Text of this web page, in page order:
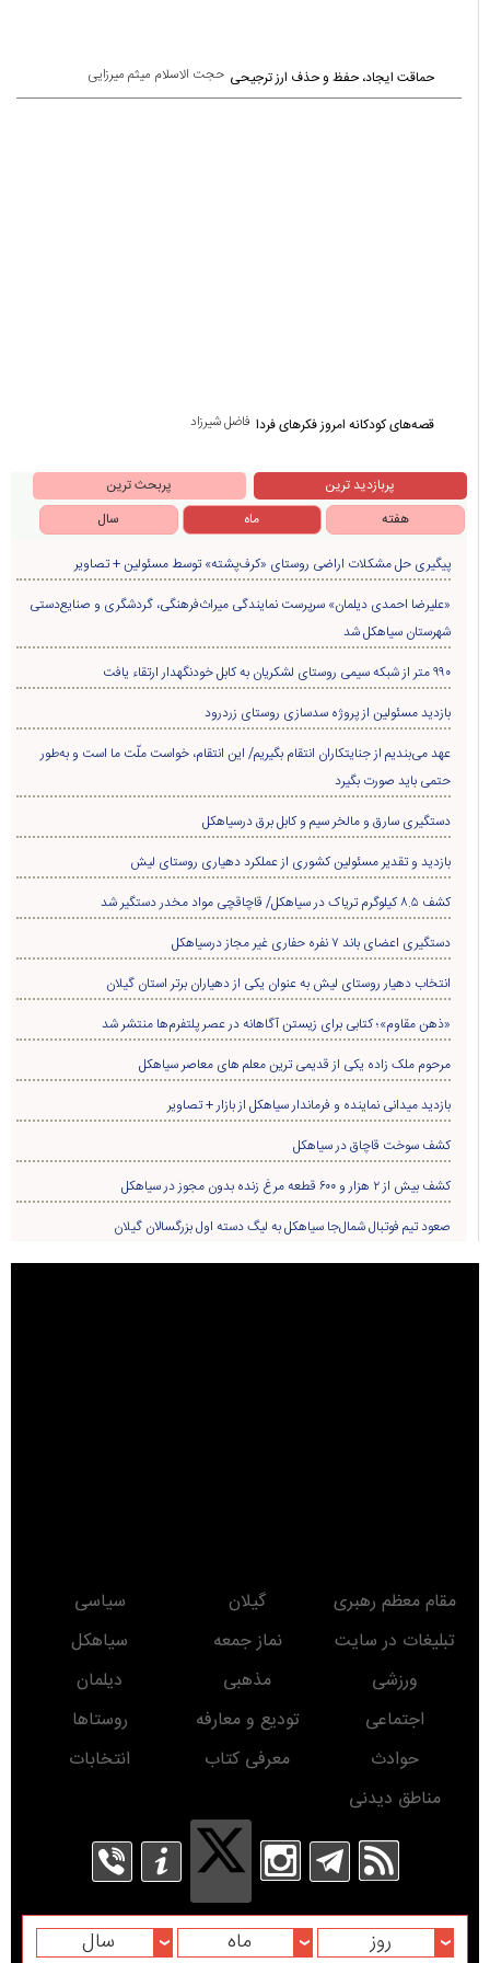
حجت الاسلام میثم میرزایی حماقت ایجاد، حفظ و حذف ارز ترجیحی
فاضل شیرزاد قصه‌های کودکانه امروز فکرهای فردا
پربازدید ترین
پربحث ترین
هفته
ماه سال
پیگیری حل مشکلات اراضی روستای «کرف‌پشته» توسط مسئولین + تصاویر
«علیرضا احمدی دیلمان» سرپرست نمایندگی میراث‌فرهنگی، گردشگری و صنایع‌دستی
شهرستان سیاهکل شد
۹۹۰ متر از شبکه سیمی روستای لشکریان به کابل خودنگهدار ارتقاء یافت
بازدید مسئولین از پروژه سدسازی روستای زردرود
عهد می‌بندیم از جنایتکاران انتقام بگیریم/ این انتقام، خواست ملّت ما است و به‌طور
حتمی باید صورت بگیرد
دستگیری سارق و مالخر سیم و کابل برق درسیاهکل
بازدید و تقدیر مسئولین کشوری از عملکرد دهیاری روستای لیش
کشف ۸.۵ کیلوگرم تریاک در سیاهکل/ قاچاقچی مواد مخدر دستگیر شد
دستگیری اعضای باند ۷ نفره حفاری غير مجاز درسیاهکل
انتخاب دهیار روستای لیش به عنوان یکی از دهیاران برتر استان گیلان
«ذهن مقاوم»؛ کتابی برای زیستن آگاهانه در عصر پلتفرم‌ها منتشر شد
مرحوم ملک زاده یکی از قدیمی ترین معلم های معاصر سیاهکل
بازدید میدانی نماینده و فرماندار سیاهکل از بازار + تصاویر
کشف سوخت قاچاق در سياهکل
کشف بیش از ۲ هزار و ۶۰۰ قطعه مرغ زنده بدون مجوز در سیاهکل
صعود تیم فوتبال شمال‌جا‌ سیاهکل به لیگ دسته اول بزرگسالان گیلان
مقام معظم رهبری گیلان
سیاسی
تبلیغات در سایت
نماز جمعه
سیاهکل
ورزشی
مذهبی
دیلمان
اجتماعی
تودیع و معارفه
روستاها
حوادث
معرفی کتاب
انتخابات
مناطق دیدنی
روز ماه سال